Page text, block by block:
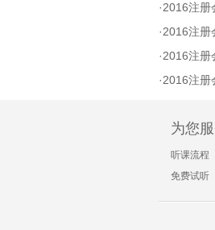
·2016注册
·2016注册
·2016注册
·2016注册
为您
听课流程
免费试听